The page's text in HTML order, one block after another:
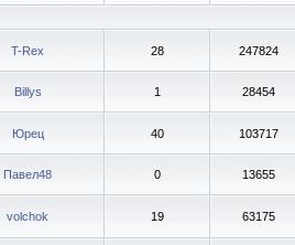
T-Rex 28 247824
Billys 1 28454
Юрец 40 103717
Павел48 0 13655
volchok 19 63175